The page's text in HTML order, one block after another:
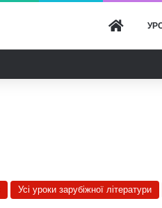
Усі уроки зарубіжної літератури